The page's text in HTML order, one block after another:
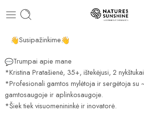
Susipažinkime
Trumpai apie mane
*Kristina Pratašienė, 35+, ištekėjusi, 2
*Profesionali gamtos mylėtoja ir sergėtoja su
gamtosaugoje ir aplinkosaugoje.
*Šiek tiek visuomenininkė ir inovatorė.